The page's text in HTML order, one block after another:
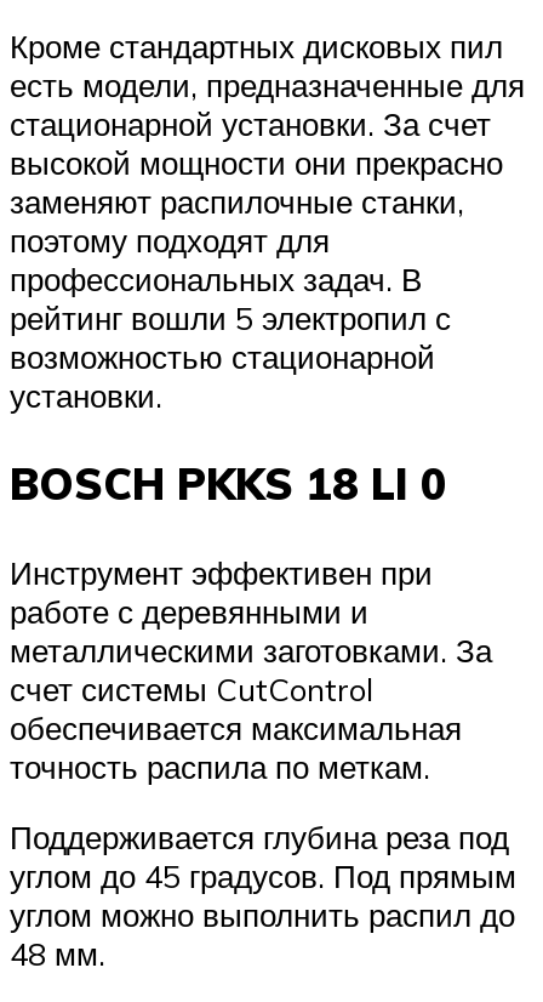
Кроме стандартных дисковых пил
есть модели, предназначенные для
стационарной установки. За счет
высокой мощности они прекрасно
заменяют распилочные станки,
поэтому подходят для
профессиональных задач. В
рейтинг вошли 5 электропил с
возможностью стационарной
установки.
BOSCH PKKS 18 LI 0
Инструмент эффективен при
работе с деревянными и
металлическими заготовками. За
счет системы CutControl
обеспечивается максимальная
точность распила по меткам.
Поддерживается глубина реза под
углом до 45 градусов. Под прямым
углом можно выполнить распил до
48 мм.